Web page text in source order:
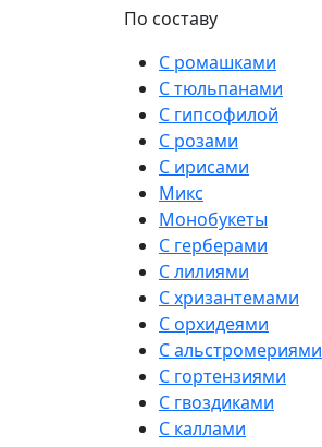
По составу
С ромашками
С тюльпанами
С гипсофилой
С розами
С ирисами
Микс
Монобукеты
С герберами
С лилиями
С хризантемами
С орхидеями
С альстромериями
С гортензиями
С гвоздиками
С каллами